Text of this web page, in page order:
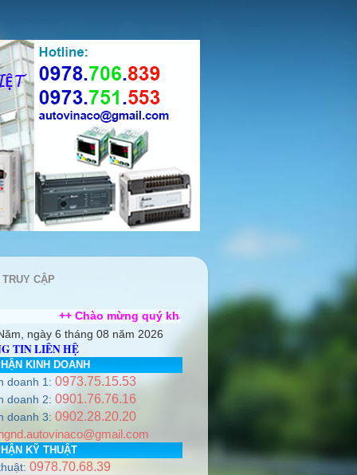
autovinaco@gmail.com
5, tổ dân phố số 12, Phường Phúc La, Quận Hà Đông,TP.
CẬP
Chào mừng quý khách ghé thăm website Công Ty TNHH Cơ
ngày 6 tháng 08 năm 2026
TIN LIÊN HỆ
KINH DOANH
doanh 1: 0973.75.15.53
doanh 2: 0901.76.76.16
doanh 3: 0902.28.20.20
KỸ THUẬT
0978.70.68.39